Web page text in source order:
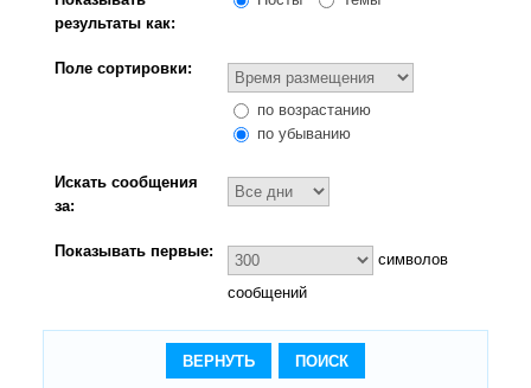
результаты как:
Поле сортировки:
по возрастанию
по убыванию
Искать сообщения
за:
Показывать первые: символов
сообщений